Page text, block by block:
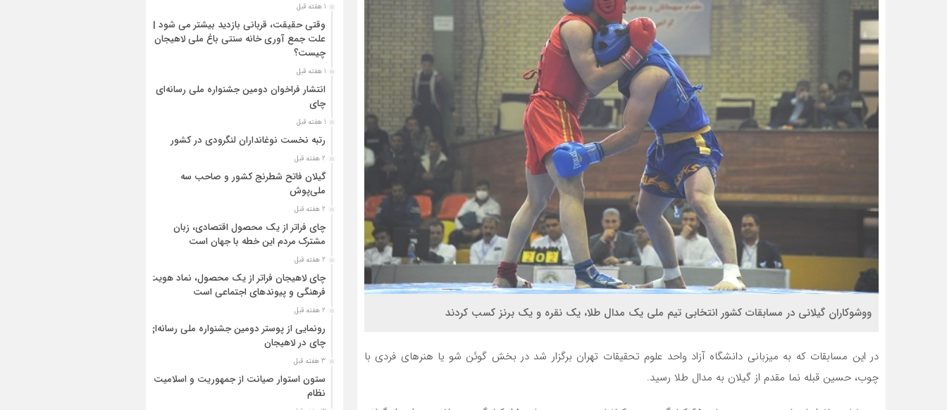
ووشوکاران گیلانی در مسابقات کشور انتخابی تیم ملی یک مدال طلا، یک نقره و یک برنز کسب کردند
در این مسابقات که به میزبانی دانشگاه آزاد واحد علوم تحقیقات تهران برگزار شد در بخش گوئن شو یا هنر‌های فردی با
چوب، حسین قبله نما مقدم از گیلان به مدال طلا رسید.
1 هفته قبل
وقتی حقیقت، قربانی بازدید بیشتر می شود |
علت جمع آوری خانه سنتی باغ ملی لاهیجان
چیست؟
1 هفته قبل
انتشار فراخوان دومین جشنواره ملی رسانه‌ای
چای
1 هفته قبل
رتبه نخست نوغانداران لنگرودی در کشور
2 هفته قبل
گیلان فاتح شطرنج کشور و صاحب سه
ملی‌پوش
2 هفته قبل
چای فراتر از یک محصول اقتصادی، زبان
مشترک مردم این خطه با جهان است
2 هفته قبل
چای لاهیجان فراتر از یک محصول، نماد هویت
فرهنگی و پیوندهای اجتماعی است
2 هفته قبل
رونمایی از پوستر دومین جشنواره ملی رسانه‌ای
چای در لاهیجان
3 هفته قبل
ستون استوار صیانت از جمهوریت و اسلامیت
نظام